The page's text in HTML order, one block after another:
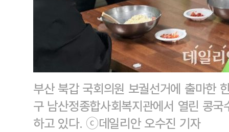
부산 북갑 국회의원 보궐선거에 출마한
구 남산정종합사회복지관에서 열린 콩
하고 있다. ⓒ데일리안 오수진 기자